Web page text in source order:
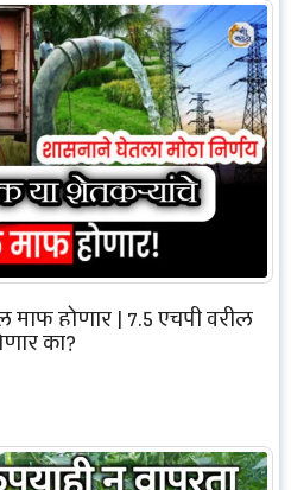
माफ होणार | 7.5 एचपी वरील
का?